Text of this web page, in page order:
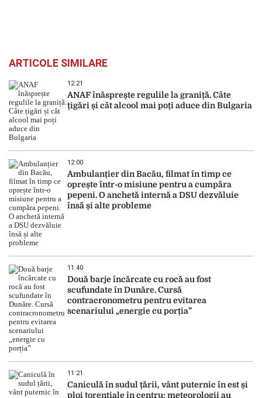
ARTICOLE SIMILARE
12:21
ANAF înăsprește regulile la graniță. Câte
țigări și cât alcool mai poți aduce din Bulgaria
12:00
Ambulanțier din Bacău, filmat în timp ce
oprește într-o misiune pentru a cumpăra
pepeni. O anchetă internă a DSU dezvăluie
însă și alte probleme
11:40
Două barje încărcate cu rocă au fost
scufundate în Dunăre. Cursă
contracronometru pentru evitarea
scenariului „energie cu porția”
11:21
Caniculă în sudul țării, vânt puternic în est și
ploi torențiale în centru: meteorologii au